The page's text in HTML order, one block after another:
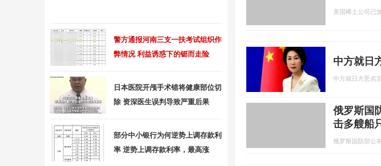
美国稀土公司已
中方就日
中方就日方恶劣
俄罗斯国
击多艘船
俄罗斯国防部公
警方通报河南三支一扶考试组织作
弊情况 利益诱惑下的铤而走险
日本医院开颅手术错将健康部位切
除 资深医生误判导致严重后果
部分中小银行为何逆势上调存款利
率 逆势上调存款利率，最高涨